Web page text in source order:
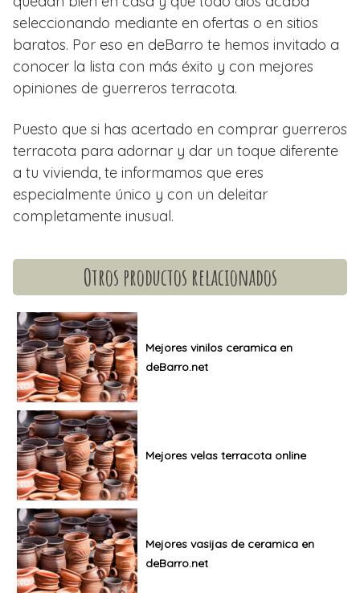
seleccionando mediante en ofertas o en sitios
baratos. Por eso en deBarro te hemos invitado a
conocer la lista con más éxito y con mejores
opiniones de guerreros terracota.
Puesto que si has acertado en comprar guerreros
terracota para adornar y dar un toque diferente
a tu vivienda, te informamos que eres
especialmente único y con un deleitar
completamente inusual.
Otros productos relacionados
Mejores vinilos ceramica en
deBarro.net
Mejores velas terracota online
Mejores vasijas de ceramica en
deBarro.net